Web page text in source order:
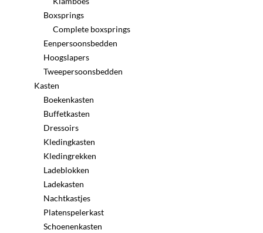
Boxsprings
Complete boxsprings
Eenpersoonsbedden
Hoogslapers
Tweepersoonsbedden
Kasten
Boekenkasten
Buffetkasten
Dressoirs
Kledingkasten
Kledingrekken
Ladeblokken
Ladekasten
Nachtkastjes
Platenspelerkast
Schoenenkasten